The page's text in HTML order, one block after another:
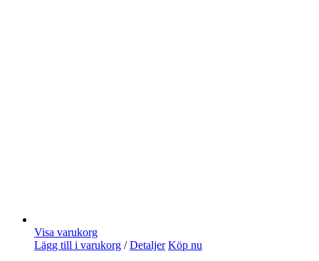
Visa varukorg
Lägg till i varukorg / Detaljer Köp nu